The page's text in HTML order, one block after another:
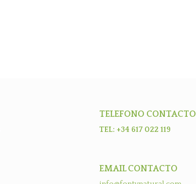
TELEFONO CONTACTO
TEL: +34 617 022 119
EMAIL CONTACTO